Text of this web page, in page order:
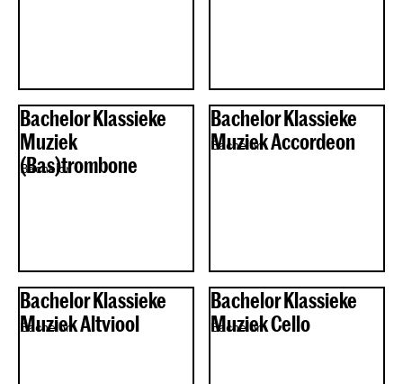
Bachelor Klassieke
Muziek
(Bas)trombone
Bachelor
Bachelor Klassieke
Muziek Accordeon
Bachelor
Bachelor Klassieke
Muziek Altviool
Bachelor
Bachelor Klassieke
Muziek Cello
Bachelor